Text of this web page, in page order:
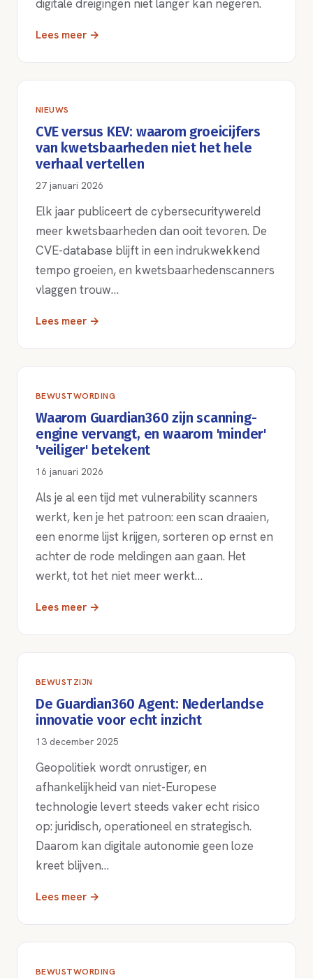
digitale dreigingen niet langer kan negeren.
Lees meer →
NIEUWS
CVE versus KEV: waarom groeicijfers
van kwetsbaarheden niet het hele
verhaal vertellen
27 januari 2026
Elk jaar publiceert de cybersecuritywereld
meer kwetsbaarheden dan ooit tevoren. De
CVE-database blijft in een indrukwekkend
tempo groeien, en kwetsbaarhedenscanners
vlaggen trouw…
Lees meer →
BEWUSTWORDING
Waarom Guardian360 zijn scanning-
engine vervangt, en waarom 'minder'
'veiliger' betekent
16 januari 2026
Als je al een tijd met vulnerability scanners
werkt, ken je het patroon: een scan draaien,
een enorme lijst krijgen, sorteren op ernst en
achter de rode meldingen aan gaan. Het
werkt, tot het niet meer werkt…
Lees meer →
BEWUSTZIJN
De Guardian360 Agent: Nederlandse
innovatie voor echt inzicht
13 december 2025
Geopolitiek wordt onrustiger, en
afhankelijkheid van niet-Europese
technologie levert steeds vaker echt risico
op: juridisch, operationeel en strategisch.
Daarom kan digitale autonomie geen loze
kreet blijven…
Lees meer →
BEWUSTWORDING